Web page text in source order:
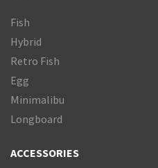
Fish
Hybrid
Retro Fish
Egg
Minimalibu
Longboard
ACCESSORIES